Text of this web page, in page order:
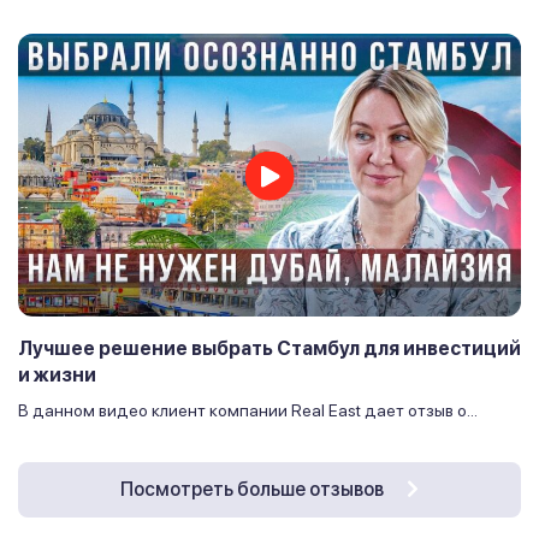
Лучшее решение выбрать Стамбул для инвестиций
и жизни
В данном видео клиент компании Real East дает отзыв о...
Посмотреть больше отзывов